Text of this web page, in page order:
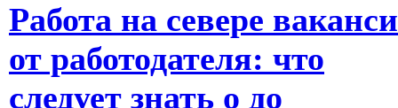
Работа на севере
от работодателя: что
следует знать о до